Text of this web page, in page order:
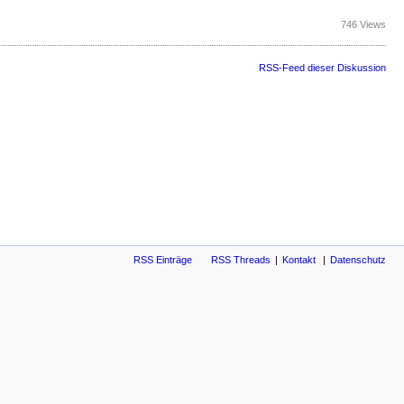
746 Views
RSS-Feed dieser Diskussion
RSS Einträge RSS Threads Kontakt Datenschutz